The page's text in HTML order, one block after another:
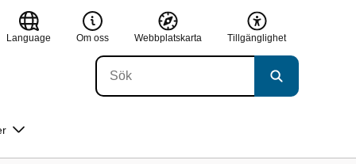
Language Om oss Webbplatskarta Tillgänglighet